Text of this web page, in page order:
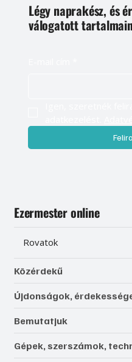
Légy naprakész, és
válogatott
Ezermester online
Rovatok
Közérdekű
Újdonságok,
Bemutatjuk
Gépek, szerszámok,